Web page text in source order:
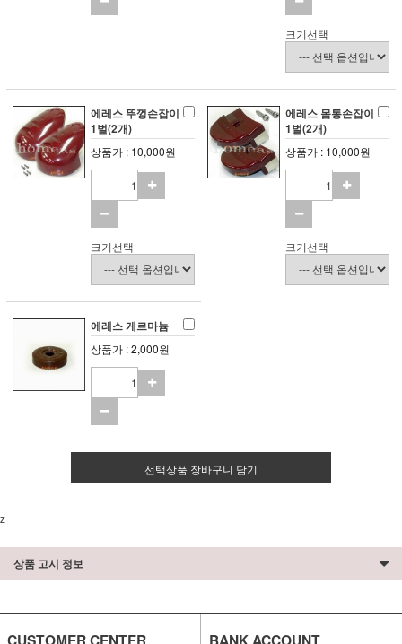
크기선택
에레스 뚜껑손잡이
1벌(2개)
상품가 : 10,000원
크기선택
에레스 몸통손잡이
1벌(2개)
상품가 : 10,000원
크기선택
에레스 게르마늄
상품가 : 2,000원
선택상품 장바구니 담기
z
상품 고시 정보